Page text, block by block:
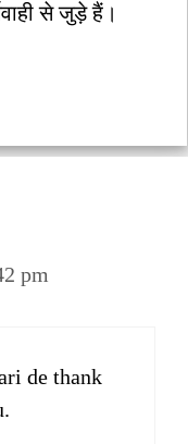
से जुड़े हैं।
pm
de thank